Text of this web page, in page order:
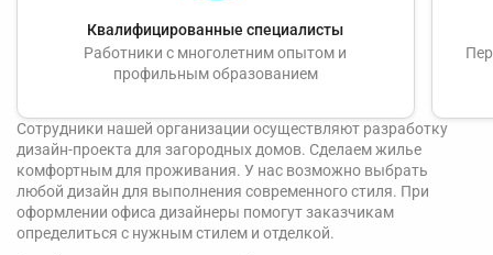
Квалифицированные специалисты
Работники с многолетним опытом и
профильным образованием
Сотрудники нашей организации осуществляют разработку
дизайн-проекта для загородных домов. Сделаем жилье
комфортным для проживания. У нас возможно выбрать
любой дизайн для выполнения современного стиля. При
оформлении офиса дизайнеры помогут заказчикам
определиться с нужным стилем и отделкой.